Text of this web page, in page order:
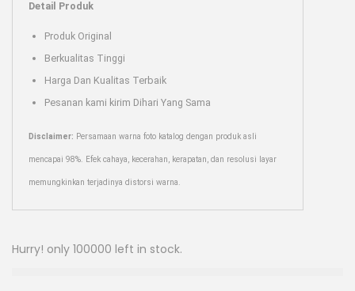
Detail Produk
Produk Original
Berkualitas Tinggi
Harga Dan Kualitas Terbaik
Pesanan kami kirim Dihari Yang Sama
Disclaimer: Persamaan warna foto katalog dengan produk asli
mencapai 98%. Efek cahaya, kecerahan, kerapatan, dan resolusi layar
memungkinkan terjadinya distorsi warna.
Hurry! only 100000 left in stock.